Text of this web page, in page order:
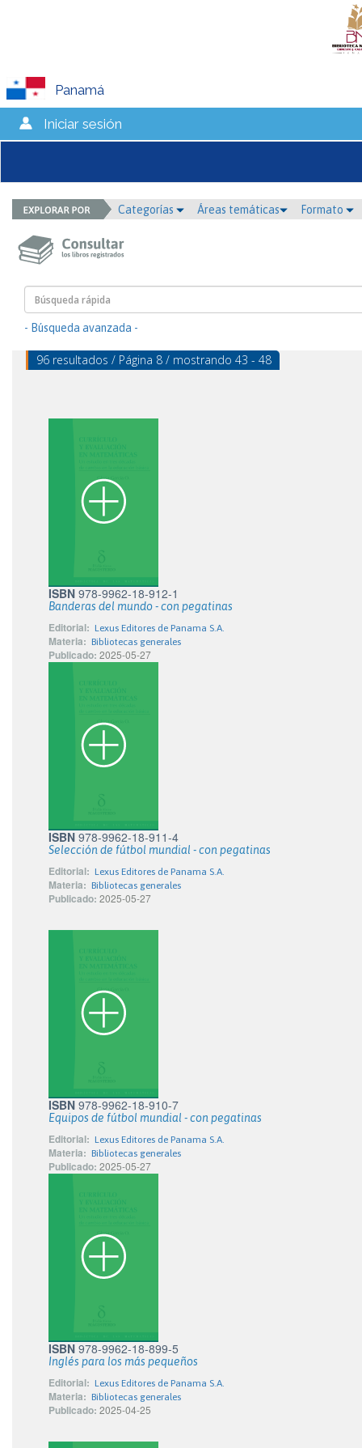
Panamá
Iniciar sesión
Categorías Áreas temáticas Formato
- Búsqueda avanzada -
96 resultados / Página 8 / mostrando 43 - 48
ISBN 978-9962-18-912-1
Banderas del mundo - con pegatinas
Editorial: Lexus Editores de Panama S.A.
Materia: Bibliotecas generales
Publicado: 2025-05-27
ISBN 978-9962-18-911-4
Selección de fútbol mundial - con pegatinas
Editorial: Lexus Editores de Panama S.A.
Materia: Bibliotecas generales
Publicado: 2025-05-27
ISBN 978-9962-18-910-7
Equipos de fútbol mundial - con pegatinas
Editorial: Lexus Editores de Panama S.A.
Materia: Bibliotecas generales
Publicado: 2025-05-27
ISBN 978-9962-18-899-5
Inglés para los más pequeños
Editorial: Lexus Editores de Panama S.A.
Materia: Bibliotecas generales
Publicado: 2025-04-25